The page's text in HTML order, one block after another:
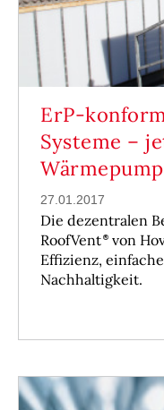
ErP-
Systeme –
27.01.2017
Die dezentralen
RoofVent von
Effizienz,
Nachhaltigkeit.